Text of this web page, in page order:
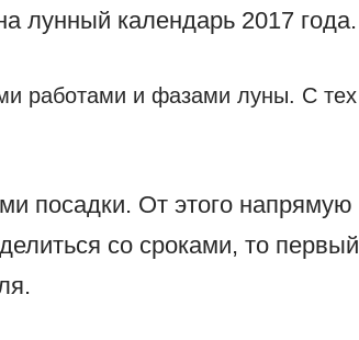
лунный календарь 2017 года.
работами и фазами луны. С тех
посадки. От этого напрямую
со сроками, то первый